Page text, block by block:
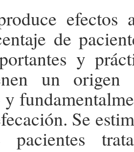
efectos
de
y
un origen
Se